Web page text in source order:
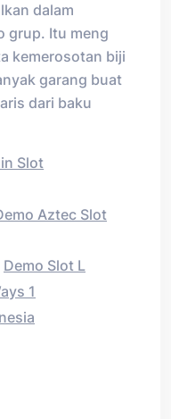
dalam
grup. Itu meng
kemerosotan biji
garang buat
dari baku
Slot
Aztec Slot
Demo Slot L
1